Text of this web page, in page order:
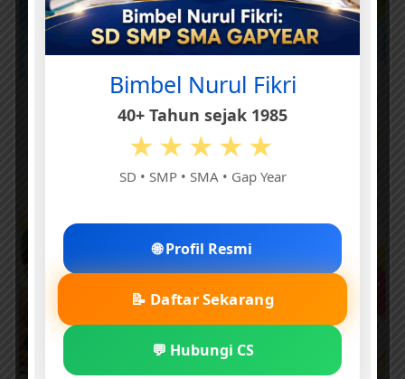
Bimbel Nurul Fikri
40+ Tahun sejak 1985
★★★★★
SD • SMP • SMA • Gap Year
🌐 Profil Resmi
📝 Daftar Sekarang
💬 Hubungi CS